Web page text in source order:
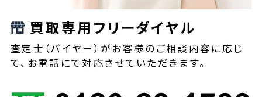
買取専用フリーダイヤル
査定士（バイヤー）がお客様のご相談内容に応じ
て、お電話にて対応させていただきます。